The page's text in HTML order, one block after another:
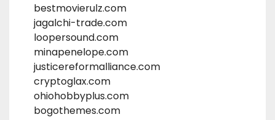
bestmovierulz.com
jagalchi-trade.com
loopersound.com
minapenelope.com
justicereformalliance.com
cryptoglax.com
ohiohobbyplus.com
bogothemes.com